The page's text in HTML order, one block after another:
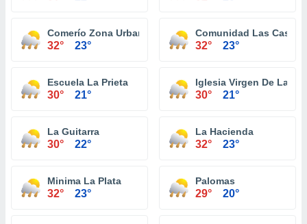
Comerío Zona Urbana
32° 23°
Comunidad Las Casitas
32° 23°
Escuela La Prieta
30° 21°
Iglesia Virgen De La
30° 21°
La Guitarra
30° 22°
La Hacienda
32° 23°
Minima La Plata
32° 23°
Palomas
29° 20°